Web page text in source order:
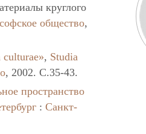
круглого
общество,
, Studia
, 2002. C.35-43.
пространство
:Санкт-